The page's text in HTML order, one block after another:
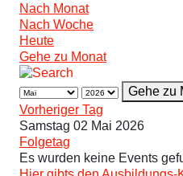
Nach Monat
Nach Woche
Heute
Gehe zu Monat
Gehe zu
Vorheriger Tag
Samstag 02 Mai 2026
Folgetag
Es wurden keine Events